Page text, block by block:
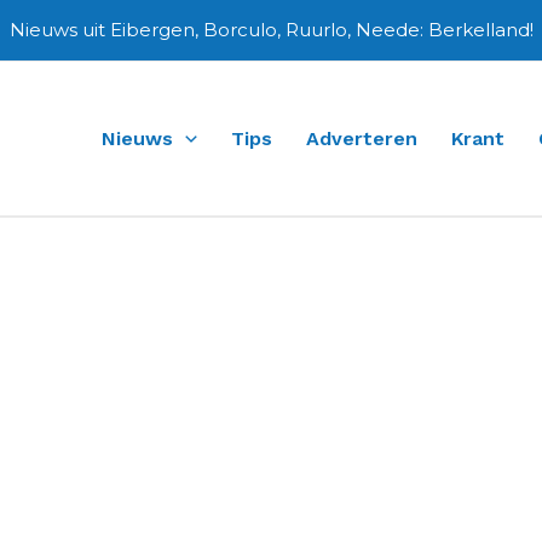
Nieuws uit Eibergen, Borculo, Ruurlo, Neede: Berkelland!
Nieuws Tips Adverteren Krant